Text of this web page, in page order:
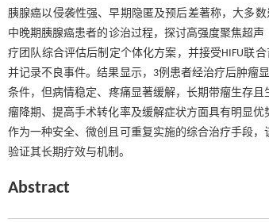
胰腺癌以侵袭性强、早期隐匿及预后差著称，大多
中晚期胰腺癌患者的诊治过程，探讨高强度聚焦超
疗团队综合评估后制定个体化方案，并接受HIFU联
并记录不良事件。结果显示，3例患者经治疗后肿瘤
条件，但病情稳定、疼痛显著缓解，长期带瘤生存
瘤降期、提高手术转化率及缓解症状方面具有明显
作为一种安全、微创且可重复实施的综合治疗手段
验证其长期疗效与机制。
Abstract